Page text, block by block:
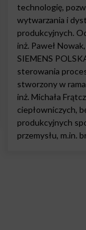
technologię,
wytwarzania i
produkcyjnych.
inż. Paweł
SIEMENS
sterowania
stworzony w
inż. Michała
ciepłowniczych,
produkcyjnych
przemysłu, m.in.